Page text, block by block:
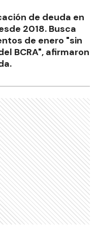
de deuda en
2018. Busca
de enero "sin
BCRA", afirmaron